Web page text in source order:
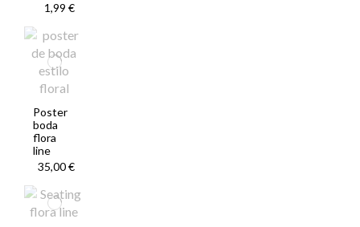
1,99 €
Poster
boda
flora
line
35,00 €